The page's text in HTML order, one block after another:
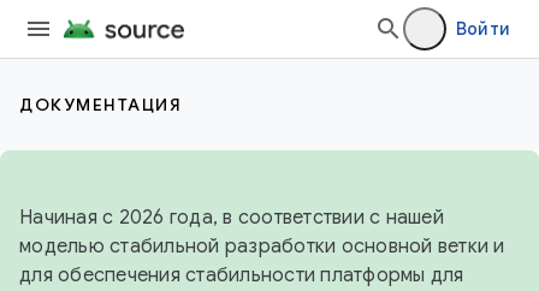
Войти
ДОКУМЕНТАЦИЯ
Начиная с 2026 года, в соответствии с нашей
моделью стабильной разработки основной ветки и
для обеспечения стабильности платформы для